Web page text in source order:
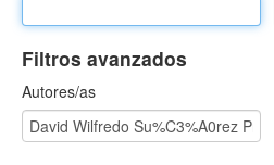
Filtros avanzados
Autores/as